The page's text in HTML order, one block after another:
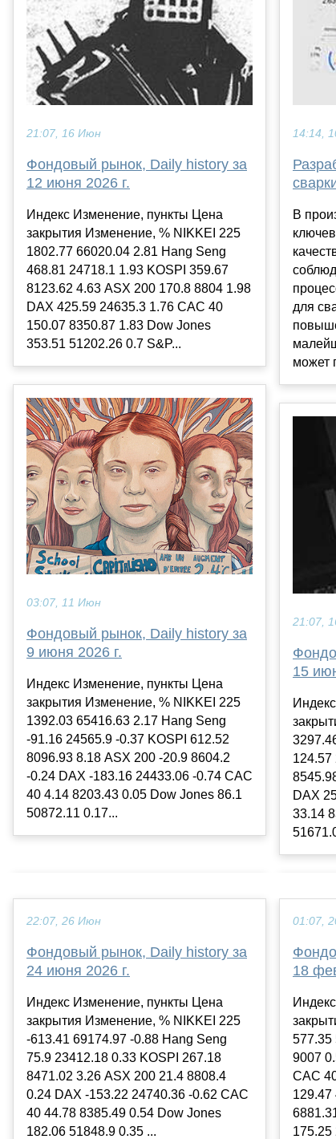
21:07, 16 Июн
Фондовый рынок, Daily history за
12 июня 2026 г.
Индекс Изменение, пункты Цена
закрытия Изменение, % NIKKEI 225
1802.77 66020.04 2.81 Hang Seng
468.81 24718.1 1.93 KOSPI 359.67
8123.62 4.63 ASX 200 170.8 8804 1.98
DAX 425.59 24635.3 1.76 CAC 40
150.07 8350.87 1.83 Dow Jones
353.51 51202.26 0.7 S&P...
03:07, 11 Июн
Фондовый рынок, Daily history за
9 июня 2026 г.
Индекс Изменение, пункты Цена
закрытия Изменение, % NIKKEI 225
1392.03 65416.63 2.17 Hang Seng
-91.16 24565.9 -0.37 KOSPI 612.52
8096.93 8.18 ASX 200 -20.9 8604.2
-0.24 DAX -183.16 24433.06 -0.74 CAC
40 4.14 8203.43 0.05 Dow Jones 86.1
50872.11 0.17...
14:14,
В
для
может
21:07,
15
124.57
DAX
33.14
22:07, 26 Июн
Фондовый рынок, Daily history за
24 июня 2026 г.
Индекс Изменение, пункты Цена
закрытия Изменение, % NIKKEI 225
-613.41 69174.97 -0.88 Hang Seng
75.9 23412.18 0.33 KOSPI 267.18
8471.02 3.26 ASX 200 21.4 8808.4
0.24 DAX -153.22 24740.36 -0.62 CAC
40 44.78 8385.49 0.54 Dow Jones
182.06 51848.9 0.35 ...
01:07,
18
577.35
9007
CAC
129.47
175.25